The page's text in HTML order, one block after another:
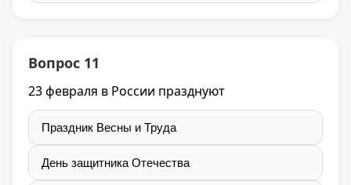
Вопрос 11
23 февраля в России празднуют
Праздник Весны и Труда
День защитника Отечества